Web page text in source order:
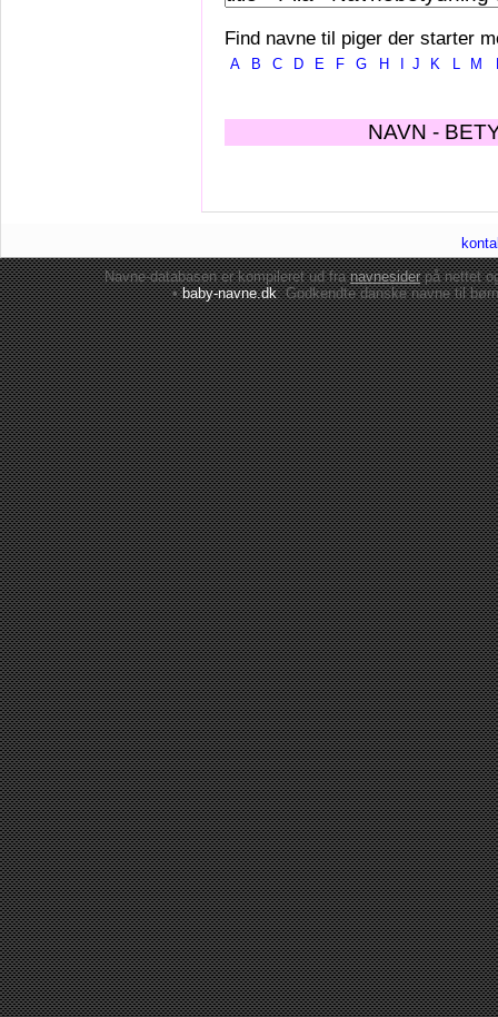
Find navne til piger der starter
A B C D E F G H J K L M
NAVN -
Navne-databasen er kompileret ud franavnesiderpå nettet
•baby-navne.dk: Godkendte danskenavne til børn